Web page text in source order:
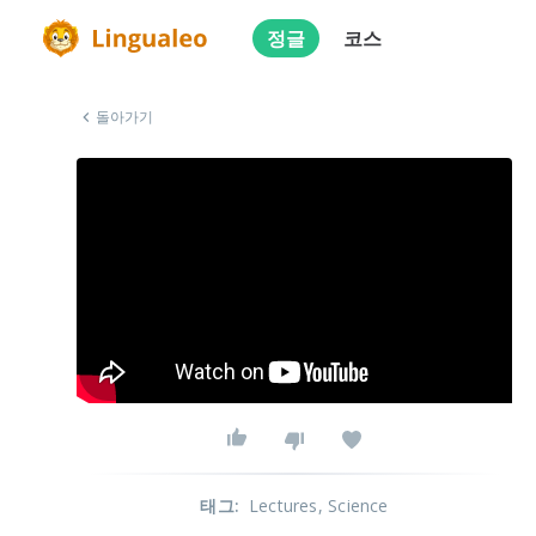
정글 코스
돌아가기
태그: Lectures, Science